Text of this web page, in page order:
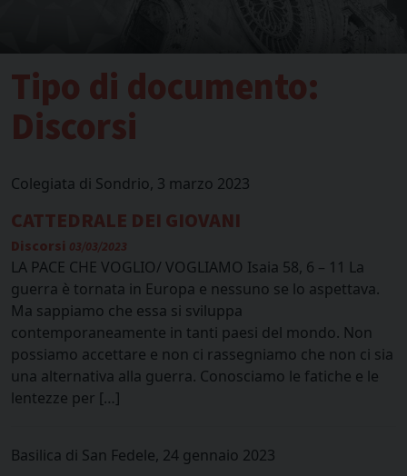
Tipo di documento:
Discorsi
Colegiata di Sondrio, 3 marzo 2023
CATTEDRALE DEI GIOVANI
Discorsi 03/03/2023
LA PACE CHE VOGLIO/ VOGLIAMO Isaia 58, 6 – 11 La
guerra è tornata in Europa e nessuno se lo aspettava.
Ma sappiamo che essa si sviluppa
contemporaneamente in tanti paesi del mondo. Non
possiamo accettare e non ci rassegniamo che non ci sia
una alternativa alla guerra. Conosciamo le fatiche e le
lentezze per […]
Basilica di San Fedele, 24 gennaio 2023